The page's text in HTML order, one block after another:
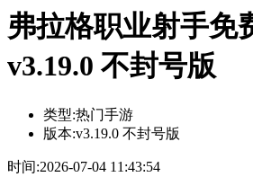
弗拉格职业射手免
v3.19.0 不封号版
类型:热门手游
版本:v3.19.0 不封号版
时间:2026-07-04 11:43:54